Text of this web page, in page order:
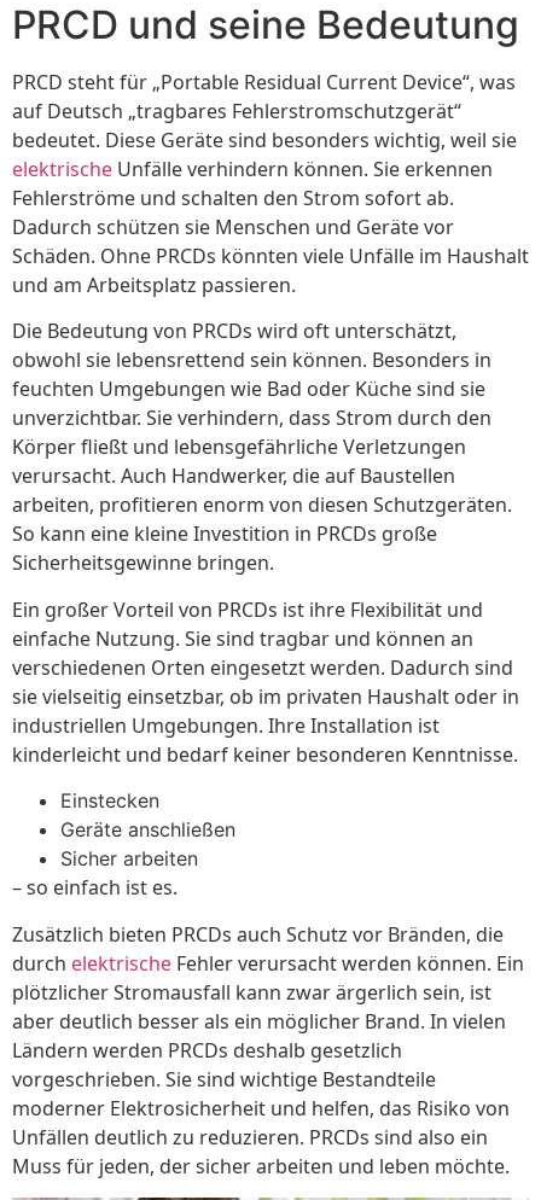
PRCD und seine Bedeutung
PRCD steht für „Portable Residual Current Device“, was
auf Deutsch „tragbares Fehlerstromschutzgerät“
bedeutet. Diese Geräte sind besonders wichtig, weil sie
elektrische Unfälle verhindern können. Sie erkennen
Fehlerströme und schalten den Strom sofort ab.
Dadurch schützen sie Menschen und Geräte vor
Schäden. Ohne PRCDs könnten viele Unfälle im Haushalt
und am Arbeitsplatz passieren.
Die Bedeutung von PRCDs wird oft unterschätzt,
obwohl sie lebensrettend sein können. Besonders in
feuchten Umgebungen wie Bad oder Küche sind sie
unverzichtbar. Sie verhindern, dass Strom durch den
Körper fließt und lebensgefährliche Verletzungen
verursacht. Auch Handwerker, die auf Baustellen
arbeiten, profitieren enorm von diesen Schutzgeräten.
So kann eine kleine Investition in PRCDs große
Sicherheitsgewinne bringen.
Ein großer Vorteil von PRCDs ist ihre Flexibilität und
einfache Nutzung. Sie sind tragbar und können an
verschiedenen Orten eingesetzt werden. Dadurch sind
sie vielseitig einsetzbar, ob im privaten Haushalt oder in
industriellen Umgebungen. Ihre Installation ist
kinderleicht und bedarf keiner besonderen Kenntnisse.
Einstecken
Geräte anschließen
Sicher arbeiten
– so einfach ist es.
Zusätzlich bieten PRCDs auch Schutz vor Bränden, die
durch elektrische Fehler verursacht werden können. Ein
plötzlicher Stromausfall kann zwar ärgerlich sein, ist
aber deutlich besser als ein möglicher Brand. In vielen
Ländern werden PRCDs deshalb gesetzlich
vorgeschrieben. Sie sind wichtige Bestandteile
moderner Elektrosicherheit und helfen, das Risiko von
Unfällen deutlich zu reduzieren. PRCDs sind also ein
Muss für jeden, der sicher arbeiten und leben möchte.